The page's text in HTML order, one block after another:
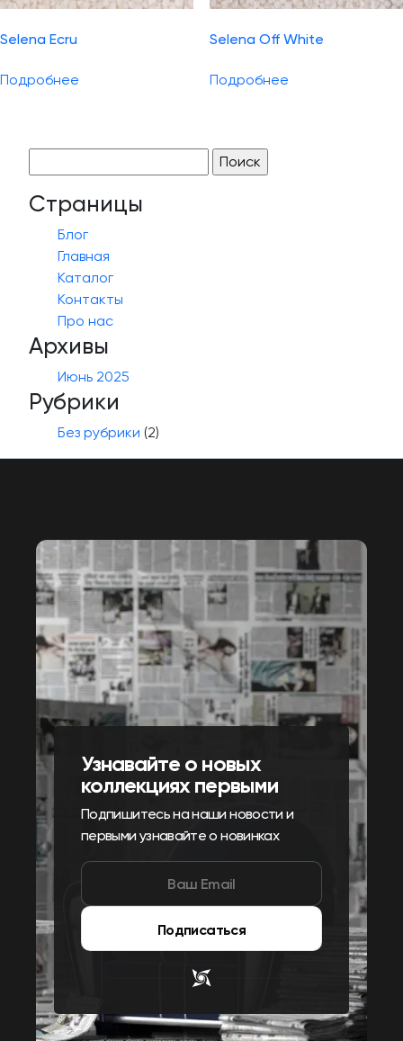
Selena Ecru
Подробнее
Selena Off White
Подробнее
Страницы
Блог
Главная
Каталог
Контакты
Про нас
Архивы
Июнь 2025
Рубрики
Без рубрики (2)
Узнавайте о новых
коллекциях первыми
Подпишитесь на наши новости и
первыми узнавайте о новинках
Подписаться